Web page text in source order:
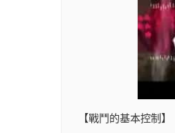
【戰鬥的基本控制】